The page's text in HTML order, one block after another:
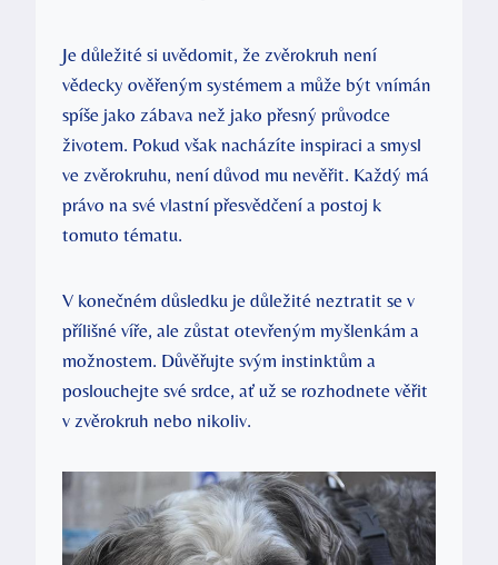
Je důležité si uvědomit, ‍že zvěrokruh není
vědecky ověřeným ‍systémem a může být vnímán
spíše jako zábava než jako přesný průvodce
životem. Pokud ‌však nacházíte inspiraci a smysl
ve zvěrokruhu, není důvod mu nevěřit. Každý má‍
právo na své⁢ vlastní přesvědčení a postoj k
tomuto tématu.
V konečném důsledku je ⁢důležité‍ neztratit se ⁣v
přílišné víře, ale zůstat otevřeným⁣ myšlenkám a
‍možnostem. Důvěřujte svým ​instinktům a
poslouchejte své ‍srdce, ať už se rozhodnete věřit
v zvěrokruh nebo nikoliv.